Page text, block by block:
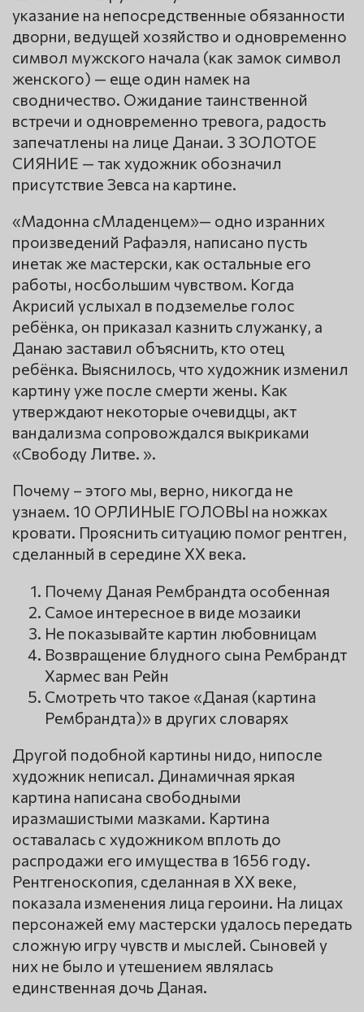
указание на непосредственные обязанности
дворни, ведущей хозяйство и одновременно
символ мужского начала (как замок символ
женского) — еще один намек на
сводничество. Ожидание таинственной
встречи и одновременно тревога, радость
запечатлены на лице Данаи. 3 ЗОЛОТОЕ
СИЯНИЕ — так художник обозначил
присутствие Зевса на картине.
«Мадонна сМладенцем»— одно изранних
произведений Рафаэля, написано пусть
инетак же мастерски, как остальные его
работы, носбольшим чувством. Когда
Акрисий услыхал в подземелье голос
ребёнка, он приказал казнить служанку, а
Данаю заставил объяснить, кто отец
ребёнка. Выяснилось, что художник изменил
картину уже после смерти жены. Как
утверждают некоторые очевидцы, акт
вандализма сопровождался выкриками
«Свободу Литве. ».
Почему – этого мы, верно, никогда не
узнаем. 10 ОРЛИНЫЕ ГОЛОВЫ на ножках
кровати. Прояснить ситуацию помог рентген,
сделанный в середине XX века.
Почему Даная Рембрандта особенная
Самое интересное в виде мозаики
Не показывайте картин любовницам
Возвращение блудного сына Рембрандт
Хармес ван Рейн
Смотреть что такое «Даная (картина
Рембрандта)» в других словарях
Другой подобной картины нидо, нипосле
художник неписал. Динамичная яркая
картина написана свободными
иразмашистыми мазками. Картина
оставалась с художником вплоть до
распродажи его имущества в 1656 году.
Рентгеноскопия, сделанная в XX веке,
показала изменения лица героини. На лицах
персонажей ему мастерски удалось передать
сложную игру чувств и мыслей. Сыновей у
них не было и утешением являлась
единственная дочь Даная.